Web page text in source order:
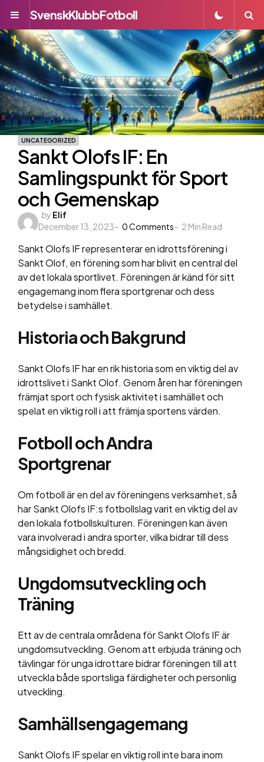
Menu
SvenskKlubbFotboll
UNCATEGORIZED
Sankt Olofs IF: En
Samlingspunkt för Sport
och Gemenskap
Posted
by
byElif
December 13, 2023
0Comments 2 Min Read
Sankt Olofs IF representerar en idrottsförening i
Sankt Olof, en förening som har blivit en central del
av det lokala sportlivet. Föreningen är känd för sitt
engagemang inom flera sportgrenar och dess
betydelse i samhället.
Historia och Bakgrund
Sankt Olofs IF har en rik historia som en viktig del av
idrottslivet i Sankt Olof. Genom åren har föreningen
främjat sport och fysisk aktivitet i samhället och
spelat en viktig roll i att främja sportens värden.
Fotboll och Andra
Sportgrenar
Om fotboll är en del av föreningens verksamhet, så
har Sankt Olofs IF:s fotbollslag varit en viktig del av
den lokala fotbollskulturen. Föreningen kan även
vara involverad i andra sporter, vilka bidrar till dess
mångsidighet och bredd.
Ungdomsutveckling och
Träning
Ett av de centrala områdena för Sankt Olofs IF är
ungdomsutveckling. Genom att erbjuda träning och
tävlingar för unga idrottare bidrar föreningen till att
utveckla både sportsliga färdigheter och personlig
utveckling.
Samhällsengagemang
Sankt Olofs IF spelar en viktig roll inte bara inom